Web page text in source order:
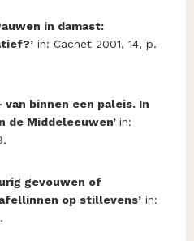
in damast:
in: Cachet 2001, 14, p.
van binnen een paleis. In
de Middeleeuwen’ in:
gevouwen of
op stillevens’ in: